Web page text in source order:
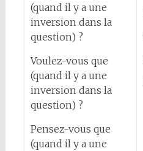
(quand il y a une
inversion dans la
question) ?
Voulez-vous que
(quand il y a une
inversion dans la
question) ?
Pensez-vous que
(quand il y a une